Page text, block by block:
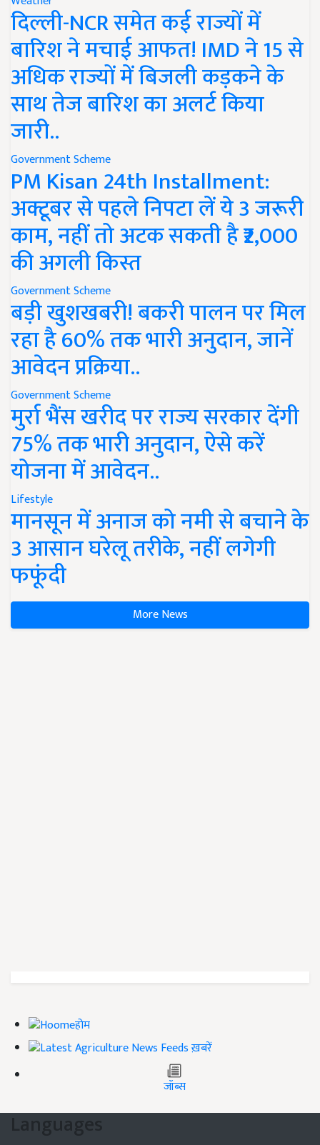
दिल्ली-NCR समेत कई राज्यों में
बारिश ने मचाई आफत! IMD ने 15 से
अधिक राज्यों में बिजली कड़कने के
साथ तेज बारिश का अलर्ट किया
जारी..
Government Scheme
PM Kisan 24th Installment:
अक्टूबर से पहले निपटा लें ये 3 जरूरी
काम, नहीं तो अटक सकती है ₹2,000
की अगली किस्त
Government Scheme
बड़ी खुशखबरी! बकरी पालन पर मिल
रहा है 60% तक भारी अनुदान, जानें
आवेदन प्रक्रिया..
Government Scheme
मुर्रा भैंस खरीद पर राज्य सरकार देंगी
75% तक भारी अनुदान, ऐसे करें
योजना में आवेदन..
Lifestyle
मानसून में अनाज को नमी से बचाने के
3 आसान घरेलू तरीके, नहीं लगेगी
फफूंदी
More News
होम
ख़बरें
जॉब्स
Languages